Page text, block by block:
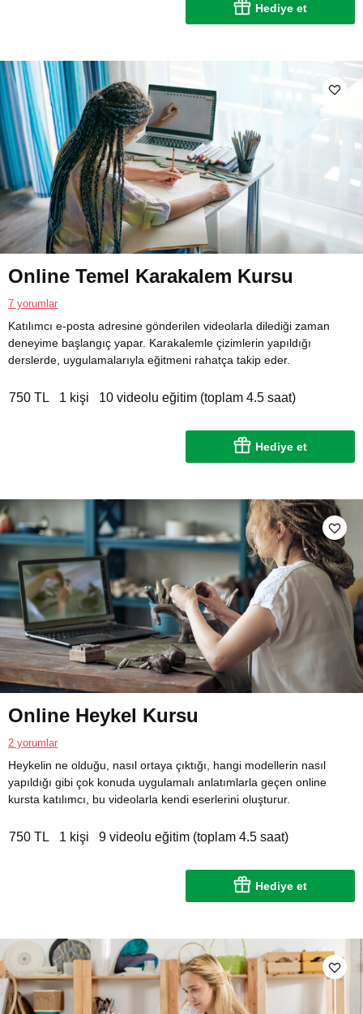
Hediye et
Online Temel Karakalem Kursu
7 yorumlar
Katılımcı e-posta adresine gönderilen videolarla dilediği zaman
deneyime başlangıç yapar. Karakalemle çizimlerin yapıldığı
derslerde, uygulamalarıyla eğitmeni rahatça takip eder.
750 TL 1 kişi 10 videolu eğitim (toplam 4.5 saat)
Hediye et
Online Heykel Kursu
2 yorumlar
Heykelin ne olduğu, nasıl ortaya çıktığı, hangi modellerin nasıl
yapıldığı gibi çok konuda uygulamalı anlatımlarla geçen online
kursta katılımcı, bu videolarla kendi eserlerini oluşturur.
750 TL 1 kişi 9 videolu eğitim (toplam 4.5 saat)
Hediye et